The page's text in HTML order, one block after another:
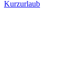
Kurzurlaub